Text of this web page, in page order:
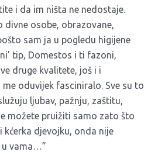
i da im ništa ne nedostaje.
divne osobe, obrazovane,
sam ja u pogledu higijene
tip, Domestos i ti fazoni,
druge kvalitete, još i i
oduvijek fasciniralo. Sve su to
ljubav, pažnju, zaštitu,
možete pruižiti samo zato što
kćerka djevojku, onda nije
u vama…”